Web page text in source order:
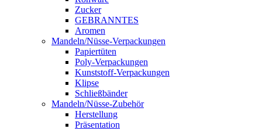
Zucker
GEBRANNTES
Aromen
Mandeln/Nüsse-Verpackungen
Papiertüten
Poly-Verpackungen
Kunststoff-Verpackungen
Klipse
Schließbänder
Mandeln/Nüsse-Zubehör
Herstellung
Präsentation